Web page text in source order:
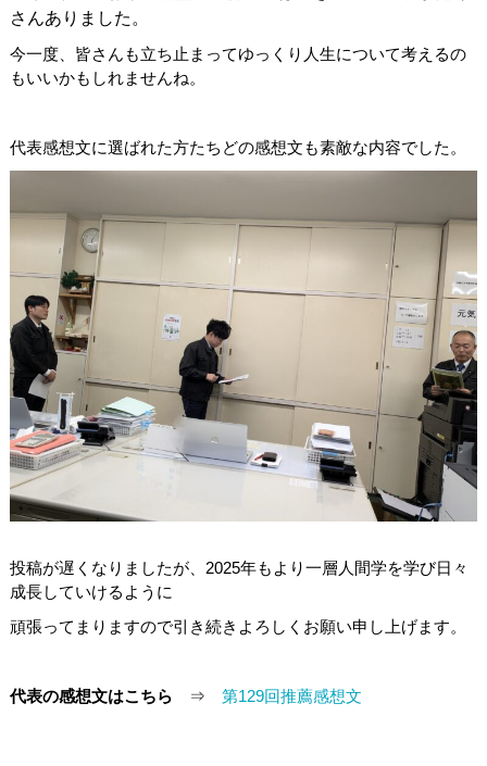
さんありました。
今一度、皆さんも立ち止まってゆっくり人生について考えるの
もいいかもしれませんね。
代表感想文に選ばれた方たち どの感想文も素敵な内容でした。
投稿が遅くなりましたが、2025年もより一層人間学を学び日々
成長していけるように
頑張ってまりますので引き続きよろしくお願い申し上げます。
代表の感想文はこちら ⇒ 第129回推薦感想文